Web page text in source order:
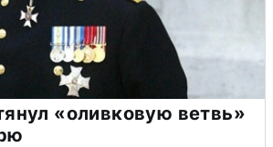
«оливковую ветвь»